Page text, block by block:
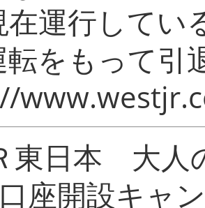
在運行してい
転をもって引
東日本 大人
座開設キャ